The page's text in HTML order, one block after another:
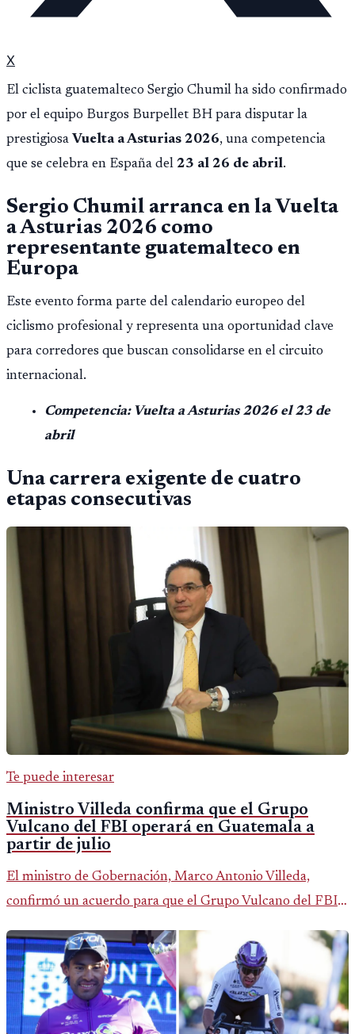
X
El ciclista guatemalteco Sergio Chumil ha sido confirmado
por el equipo Burgos Burpellet BH para disputar la
prestigiosa Vuelta a Asturias 2026, una competencia
que se celebra en España del 23 al 26 de abril.
Sergio Chumil arranca en la Vuelta
a Asturias 2026 como
representante guatemalteco en
Europa
Este evento forma parte del calendario europeo del
ciclismo profesional y representa una oportunidad clave
para corredores que buscan consolidarse en el circuito
internacional.
Competencia: Vuelta a Asturias 2026 el 23 de
abril
Una carrera exigente de cuatro
etapas consecutivas
Te puede interesar
Ministro Villeda confirma que el Grupo
Vulcano del FBI operará en Guatemala a
partir de julio
El ministro de Gobernación, Marco Antonio Villeda,
confirmó un acuerdo para que el Grupo Vulcano del FBI
fallido con la administración anterior del Ministerio
Público.